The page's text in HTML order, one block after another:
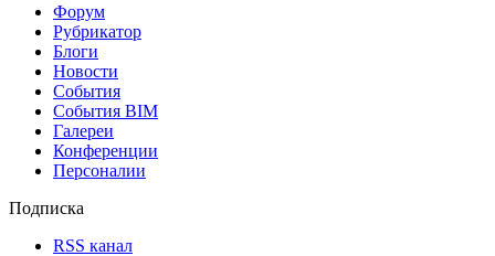
Форум
Рубрикатор
Блоги
Новости
События
События BIM
Галереи
Конференции
Персоналии
Подписка
RSS канал